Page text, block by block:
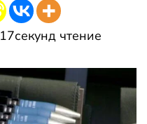
17секунд чтение